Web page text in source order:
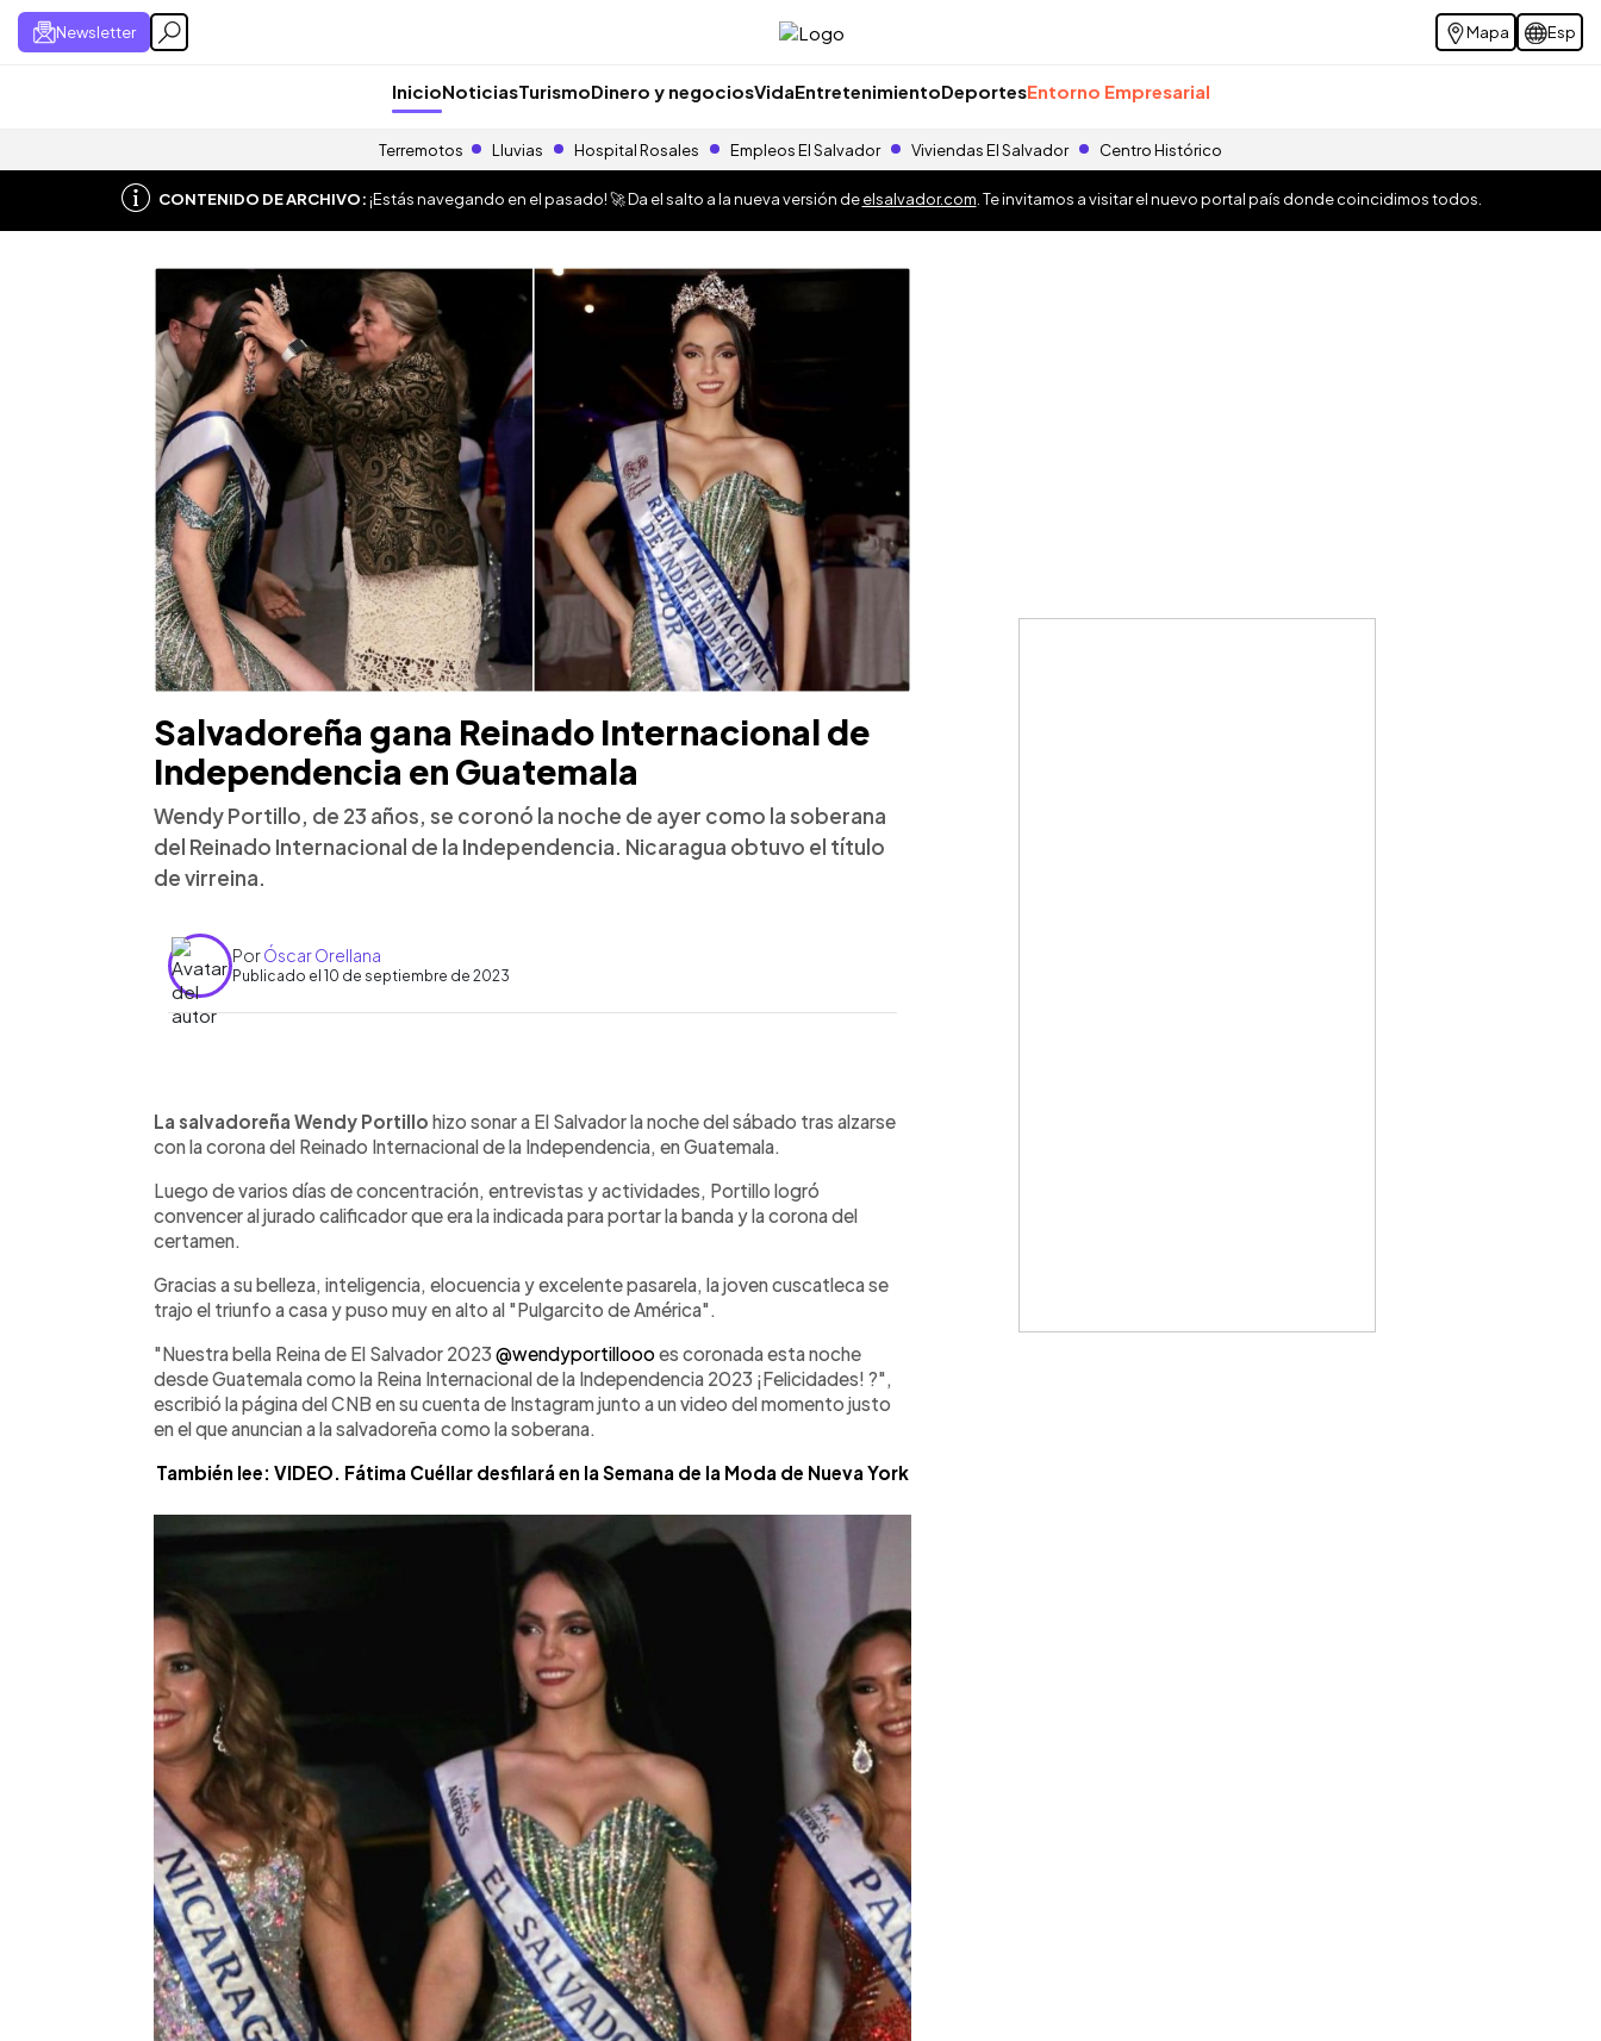
Newsletter Mapa Esp
InicioNoticiasTurismoDinero y negociosVidaEntretenimientoDeportesEntorno Empresarial
Terremotos Lluvias Hospital Rosales Empleos El Salvador Viviendas El Salvador Centro Histórico
CONTENIDO DE ARCHIVO:¡Estás navegando en el pasado! 🚀 Da el salto a la nueva versión deelsalvador.com . Te invitamos a visitar el nuevo portal país donde coincidimos todos.
Salvadoreña gana Reinado Internacional de
Independencia en Guatemala
Wendy Portillo, de 23 años, se coronó la noche de ayer como la soberana
del Reinado Internacional de la Independencia. Nicaragua obtuvo el título
de virreina.
PorÓscar Orellana
Publicado el 10 de septiembre de 2023
► Escuchar artículo
La salvadoreña Wendy Portillo hizo sonar a El Salvador la noche del sábado tras alzarse
con la corona del Reinado Internacional de la Independencia, en Guatemala.
Luego de varios días de concentración, entrevistas y actividades, Portillo logró
convencer al jurado calificador que era la indicada para portar la banda y la corona del
certamen.
Gracias a su belleza, inteligencia, elocuencia y excelente pasarela, la joven cuscatleca se
trajo el triunfo a casa y puso muy en alto al "Pulgarcito de América".
"Nuestra bella Reina de El Salvador 2023 @wendyportilloooes coronada esta noche
desde Guatemala como la Reina Internacional de la Independencia 2023 ¡Felicidades! ?",
escribió la página del CNB en su cuenta de Instagram junto a un video del momento justo
en el que anuncian a la salvadoreña como la soberana.
También lee: VIDEO. Fátima Cuéllar desfilará en la Semana de la Moda de Nueva York